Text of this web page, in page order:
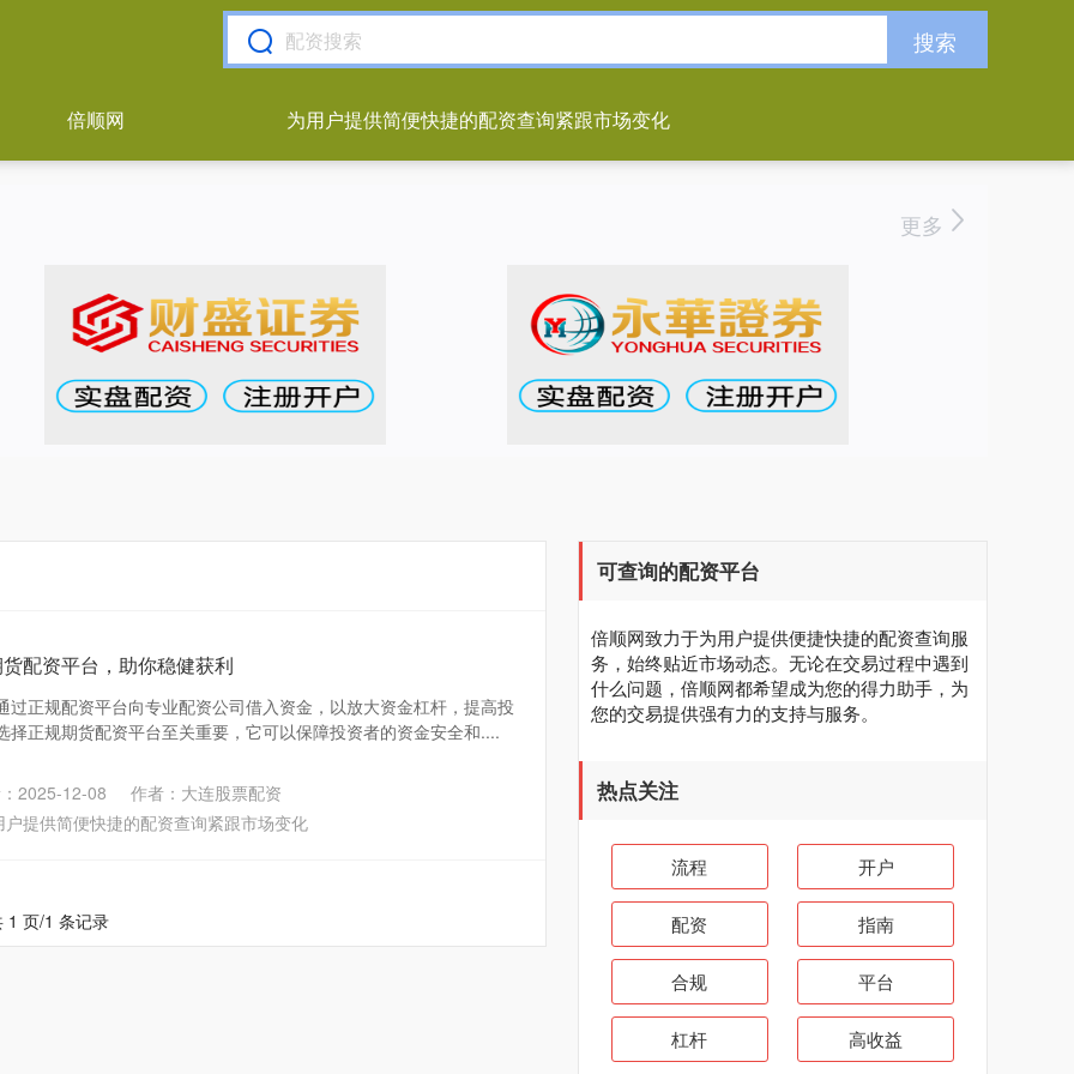
搜索
倍顺网 为用户提供简便快捷的配资查询紧跟市场变化
更多
配资平台，助你稳健获利
过正规配资平台向专业配资公司借入资金，以放大资金杠杆，提高投
择正规期货配资平台至关重要，它可以保障投资者的资金安全和....
2025-12-08
作者：大连股票配资
户提供简便快捷的配资查询紧跟市场变化
1 页/1 条记录
可查询的配资平台
倍顺网致力于为用户提供便捷快捷的配资查询服
务，始终贴近市场动态。无论在交易过程中遇到
什么问题，倍顺网都希望成为您的得力助手，为
您的交易提供强有力的支持与服务。
热点关注
流程 开户
配资 指南
合规 平台
杠杆 高收益